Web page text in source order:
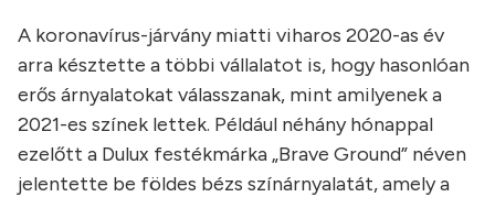
A koronavírus-járvány miatti viharos 2020-as év
arra késztette a többi vállalatot is, hogy hasonlóan
erős árnyalatokat válasszanak, mint amilyenek a
2021-es színek lettek. Például néhány hónappal
ezelőtt a Dulux festékmárka „Brave Ground” néven
jelentette be földes bézs színárnyalatát, amely a